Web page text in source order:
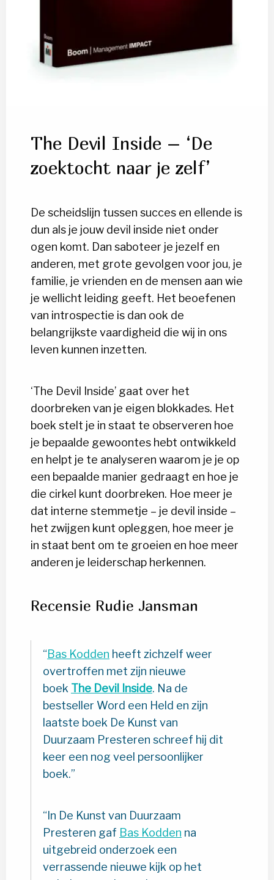
The Devil Inside – ‘De
zoektocht naar je zelf’
De scheidslijn tussen succes en ellende is
dun als je jouw devil inside niet onder
ogen komt. Dan saboteer je jezelf en
anderen, met grote gevolgen voor jou, je
familie, je vrienden en de mensen aan wie
je wellicht leiding geeft. Het beoefenen
van introspectie is dan ook de
belangrijkste vaardigheid die wij in ons
leven kunnen inzetten.
‘The Devil Inside’ gaat over het
doorbreken van je eigen blokkades. Het
boek stelt je in staat te observeren hoe
je bepaalde gewoontes hebt ontwikkeld
en helpt je te analyseren waarom je je op
een bepaalde manier gedraagt en hoe je
die cirkel kunt doorbreken. Hoe meer je
dat interne stemmetje – je devil inside –
het zwijgen kunt opleggen, hoe meer je
in staat bent om te groeien en hoe meer
anderen je leiderschap herkennen.
Recensie Rudie Jansman
Bas Kodden heeft zichzelf weer
overtroffen met zijn nieuwe
boek The Devil Inside. Na de
bestseller Word een Held en zijn
laatste boek De Kunst van
Duurzaam Presteren schreef hij dit
keer een nog veel persoonlijker
boek.
In De Kunst van Duurzaam
Presteren gaf Bas Kodden na
uitgebreid onderzoek een
verrassende nieuwe kijk op het